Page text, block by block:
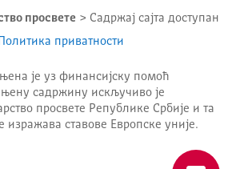
просвете > Садржај сајта доступан
Политика приватности
је уз финансијску помоћ
њену садржину искључиво је
просвете Републике Србије и та
ставове Европске уније.